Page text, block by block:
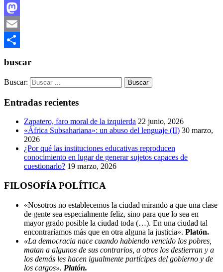
Facebook
Mastodon
Email
buscar
Buscar:
Entradas recientes
Zapatero, faro moral de la izquierda 22 junio, 2026
«África Subsahariana»: un abuso del lenguaje (II) 30 marzo,
2026
¿Por qué las instituciones educativas reproducen
conocimiento en lugar de generar sujetos capaces de
cuestionarlo? 19 marzo, 2026
FILOSOFÍA POLÍTICA
«Nosotros no establecemos la ciudad mirando a que una clase
de gente sea especialmente feliz, sino para que lo sea en
mayor grado posible la ciudad toda (…). En una ciudad tal
encontraríamos más que en otra alguna la justicia». Platón.
«La democracia nace cuando habiendo vencido los pobres,
matan a algunos de sus contrarios, a otros los destierran y a
los demás les hacen igualmente partícipes del gobierno y de
los cargos». Platón.